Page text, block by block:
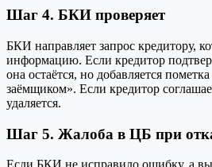
Шаг 4. БКИ проверяет
БКИ направляет запрос кредитору,
информацию. Если кредитор
она остаётся, но добавляется
заёмщиком». Если кредитор
удаляется.
Шаг 5. Жалоба в ЦБ при